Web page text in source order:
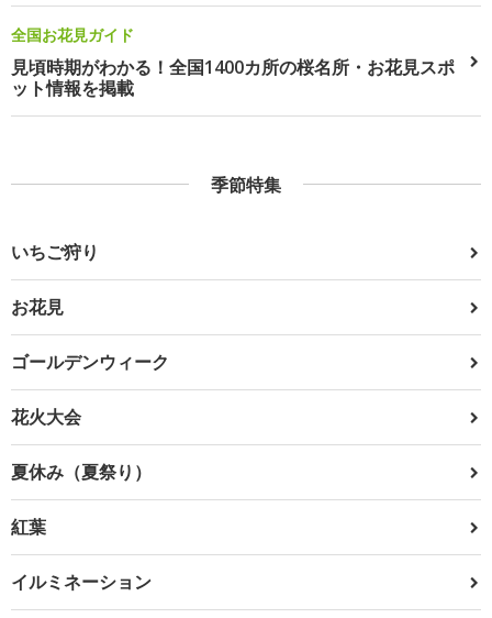
全国お花見ガイド
見頃時期がわかる！全国1400カ所の桜名所・お花見スポ
ット情報を掲載
季節特集
いちご狩り
お花見
ゴールデンウィーク
花火大会
夏休み（夏祭り）
紅葉
イルミネーション